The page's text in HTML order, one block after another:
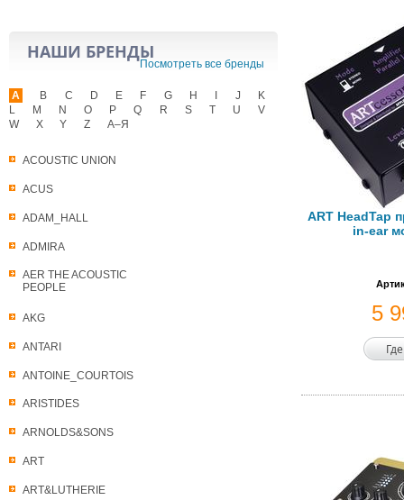
НАШИ БРЕНДЫ
Посмотреть все бренды
A
ACOUSTIC UNION
ACUS
ADAM_HALL
ADMIRA
AER THE ACOUSTIC
PEOPLE
AKG
ANTARI
ANTOINE_COURTOIS
ARISTIDES
ARNOLDS&SONS
ART
ART&LUTHERIE
B C D E F G H J
K
L
M N O P Q R S T U
V
W
X Y Z А–Я
ART HeadTap
in-ear
5